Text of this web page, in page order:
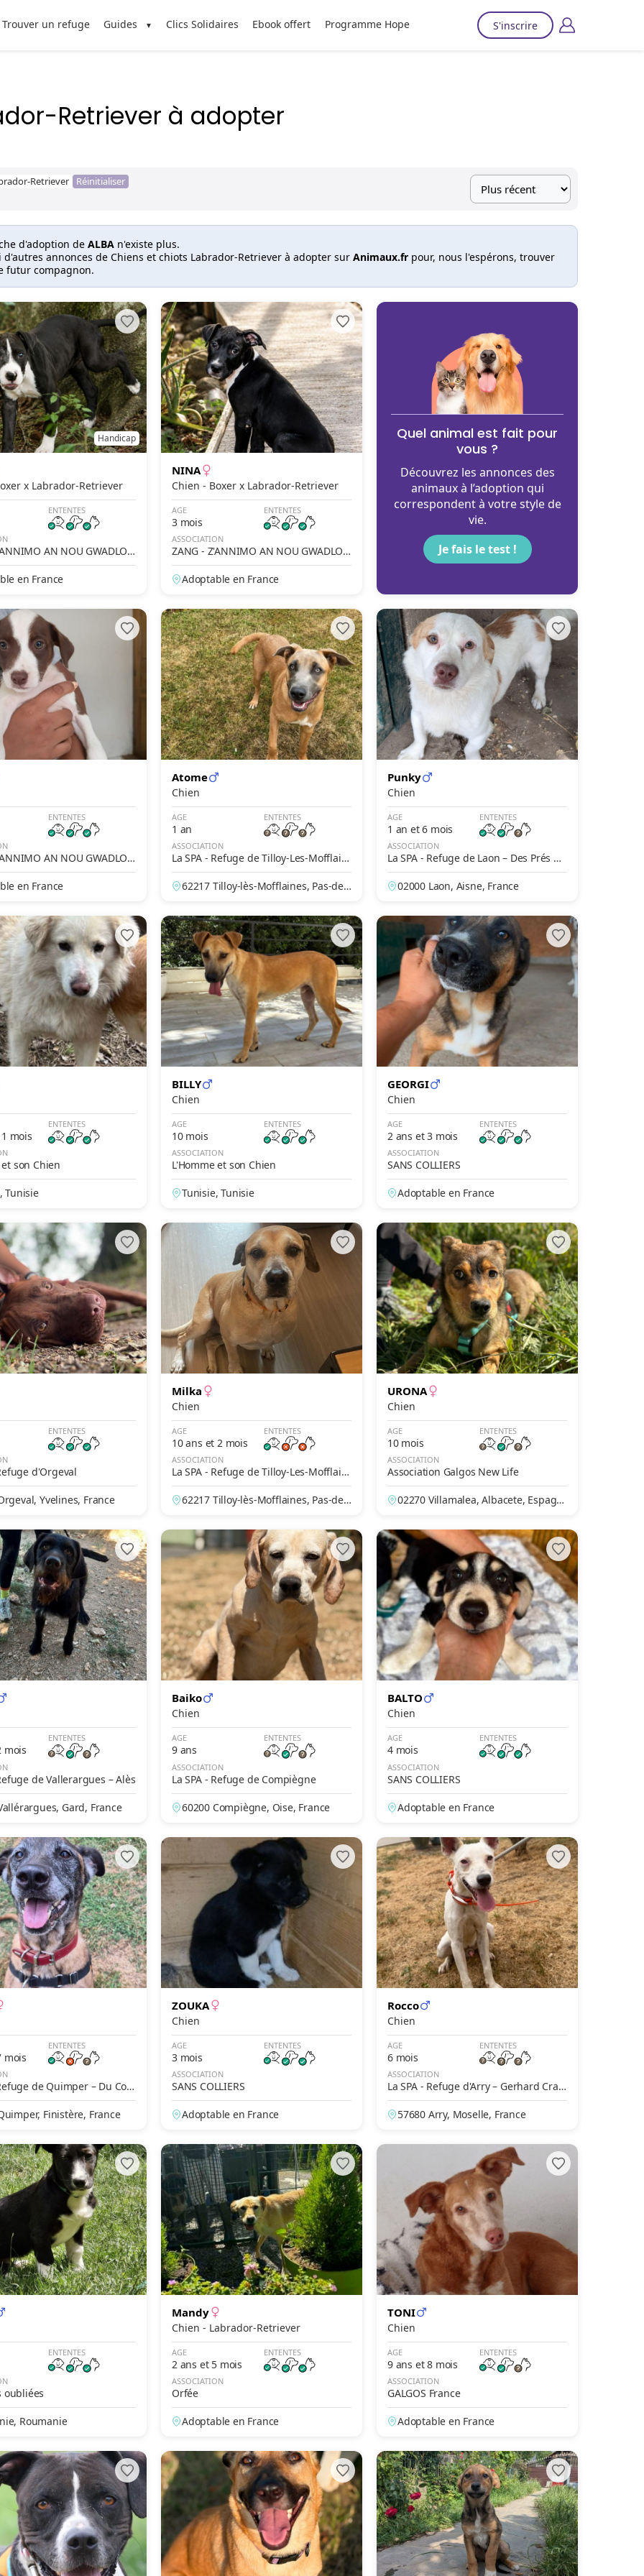
Trouver un refuge Guides Clics Solidaires Ebook offert Programme Hope S'inscrire
Retriever à adopter
Retriever Réinitialiser
d'adoption de ALBA n'existe plus.
d'autres annonces de Chiens et chiots Labrador-Retriever à adopter sur Animaux.fr pour, nous l'espérons, trouver
futur compagnon.
Handicap
- Boxer x Labrador-Retriever
ENTENTES
AN NOU GWADLOU
en France
NINA
Chien - Boxer x Labrador-Retriever
AGE
3 mois
ENTENTES
ASSOCIATION
ZANG - Z'ANNIMO AN NOU GWADLOU
P'
Adoptable en France
Quel animal est fait pour
vous ?
Découvrez les annonces des
animaux à l’adoption qui
correspondent à votre style de
vie.
Je fais le test !
ENTENTES
AN NOU GWADLOU
en France
Atome
Chien
AGE
1 an
ENTENTES
ASSOCIATION
La SPA - Refuge de Tilloy-Les-Mofflain
es – Arras
62217 Tilloy-lès-Mofflaines, Pas-de-
Punky
Chien
AGE
1 an et 6 mois
ENTENTES
ASSOCIATION
La SPA - Refuge de Laon – Des Prés de
Longuevalle
02000 Laon, Aisne, France
mois
ENTENTES
son Chien
Tunisie
BILLY
Chien
AGE
10 mois
ENTENTES
ASSOCIATION
L'Homme et son Chien
Tunisie, Tunisie
GEORGI
Chien
AGE
2 ans et 3 mois
ENTENTES
ASSOCIATION
SANS COLLIERS
Adoptable en France
ENTENTES
d'Orgeval
Yvelines, France
Milka
Chien
AGE
10 ans et 2 mois
ENTENTES
ASSOCIATION
La SPA - Refuge de Tilloy-Les-Mofflain
es – Arras
62217 Tilloy-lès-Mofflaines, Pas-de-
URONA
Chien
AGE
10 mois
ENTENTES
ASSOCIATION
Association Galgos New Life
02270 Villamalea, Albacete, Espagn
mois
ENTENTES
de Vallerargues – Alès
Gard, France
Baiko
Chien
AGE
9 ans
ENTENTES
ASSOCIATION
La SPA - Refuge de Compiègne
60200 Compiègne, Oise, France
BALTO
Chien
AGE
4 mois
ENTENTES
ASSOCIATION
SANS COLLIERS
Adoptable en France
mois
ENTENTES
de Quimper – Du Cor
Finistère, France
ZOUKA
Chien
AGE
3 mois
ENTENTES
ASSOCIATION
SANS COLLIERS
Adoptable en France
Rocco
Chien
AGE
6 mois
ENTENTES
ASSOCIATION
La SPA - Refuge d'Arry – Gerhard Cra
mer
57680 Arry, Moselle, France
ENTENTES
oubliées
Roumanie
Mandy
Chien - Labrador-Retriever
AGE
2 ans et 5 mois
ENTENTES
ASSOCIATION
Orfée
Adoptable en France
TONI
Chien
AGE
9 ans et 8 mois
ENTENTES
ASSOCIATION
GALGOS France
Adoptable en France